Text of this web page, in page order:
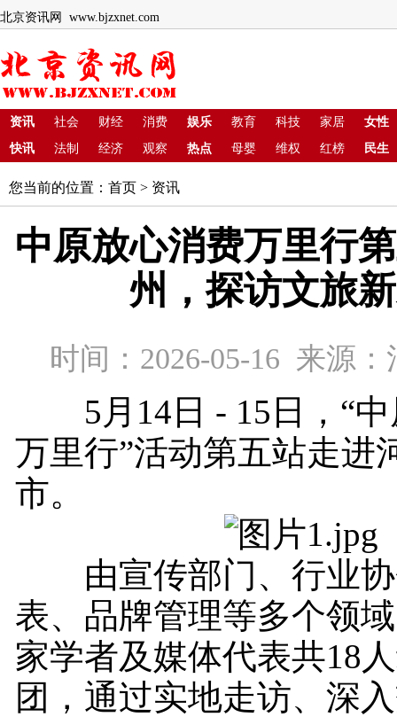
北京资讯网 www.bjzxnet.com
资讯 社会 财经 消费 娱乐 教育 科技 家居
女性
快讯
法制 经济 观察 热点 母婴 维权 红榜 民生
您当前的位置： 首页 > 资讯
中原放心消费万里行
州，探访文旅
时间：2026-05-16 来源
5月14日 - 15日，“中
万里行”活动第五站走进
市。
由宣传部门、行业协
表、品牌管理等多个领
家学者及媒体代表共18
团，通过实地走访、深